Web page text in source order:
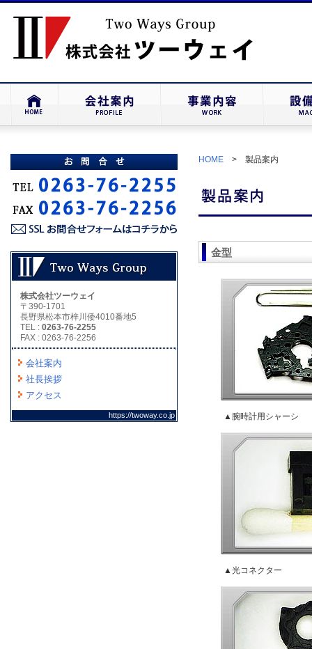
株式会社ツーウェイ
〒390-1701
長野県松本市梓川倭4010番地5
TEL : 0263-76-2255
FAX : 0263-76-2256
会社案内
社長挨拶
アクセス
https://twoway.co.jp
HOME > 製品案内
金型
▲腕時計用シャーシ
▲光コネクター